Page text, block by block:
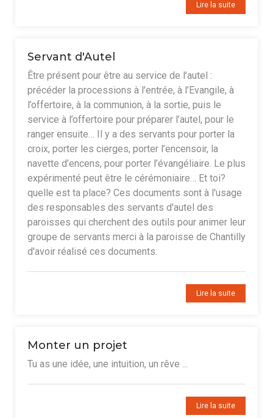
Lire la suite
Servant d'Autel
Être présent pour être au service de l’autel :
précéder la processions à l’entrée, à l’Evangile, à
l’offertoire, à la communion, à la sortie, puis le
service à l’offertoire pour préparer l’autel, pour le
ranger ensuite… Il y a des servants pour porter la
croix, porter les cierges, porter l’encensoir, la
navette d’encens, pour porter l’évangéliaire. Le plus
expérimenté peut être le cérémoniaire… Et toi?
quelle est ta place? Ces documents sont à l'usage
des responsables des servants d'autel des
paroisses qui cherchent des outils pour animer leur
groupe de servants merci à la paroisse de Chantilly
d'avoir réalisé ces documents.
Lire la suite
Monter un projet
Tu as une idée, une intuition, un rêve ...
Lire la suite